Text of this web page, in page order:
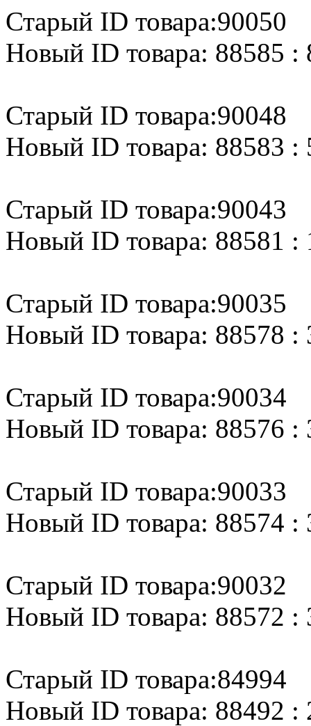
Старый ID товара:90050
Новый ID товара: 88585 :
Старый ID товара:90048
Новый ID товара: 88583 :
Старый ID товара:90043
Новый ID товара: 88581 :
Старый ID товара:90035
Новый ID товара: 88578 :
Старый ID товара:90034
Новый ID товара: 88576 :
Старый ID товара:90033
Новый ID товара: 88574 :
Старый ID товара:90032
Новый ID товара: 88572 :
Старый ID товара:84994
Новый ID товара: 88492 :